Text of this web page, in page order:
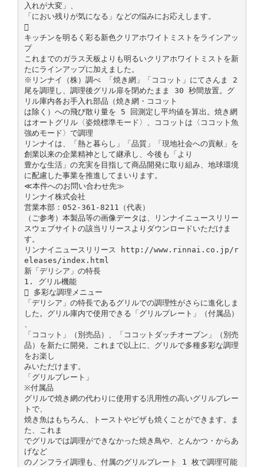
入れが大変」、
「におい残りが気になる」などの悩みにお応えします。

キッチンを明るく彩る新色クリアホワイトミストをラインアッ
プ
これまでのガラス天板よりも明るいクリアホワイトミストを新
たにラインアップに加えました。
※リンナイ（株）調べ 「焼き網」「ココット」にてさんま 2
尾を調理し、調理後グリル扉を閉めたまま 30 秒間放置。グ
リル庫内各お手入れ部品（焼き網・ココット
は除く）への飛び散り量を 5 回測定し平均値を算出。焼き網
はオートグリル〈姿焼標準モード〉、ココットは〈ココット魚
強めモード〉で調理
リンナイは、「熱と暮らし」「品質」「現地社会への貢献」を
創業以来の企業精神として継承し、今後も「より
豊かな生活」の充実を目指して商品開発に取り組み、地球環境
に配慮した事業を推進してまいります。
≪本件へのお問い合わせ先≫
リンナイ株式会社
営業本部：052-361-8211（代表）
（ご参考）本製品等の画像データは、リンナイニュースリリー
スウェブサイトの該当リリースよりダウンロードいただけま
す。
リンナイニュースリリース http://www.rinnai.co.jp/r
eleases/index.html
新「デリシア」の特長
1. グリル機能
 多彩な調理メニュー
「デリシア」の特長であるグリルでの調理性がさらに進化しま
した。グリル庫内で使用できる「グリルプレート」（付属品）
「ココット」（別売品）、「ココットダッチオーブン」（別売
品）を新たに開発。これまで以上に、グリルで多種多彩な調理
をお楽し
みいただけます。
「グリルプレート」
※付属品
グリルで焼き網の代わりに使用する汎用性の高いグリルプレー
トで、
焼き魚はもちろん、トーストやピザも焼くことができます。ま
た、これま
でグリルでは調理ができなかった焼き鳥や、とんかつ・からあ
げなど
のノンフライ調理も、付属のグリルプレート 1 枚で調理可能